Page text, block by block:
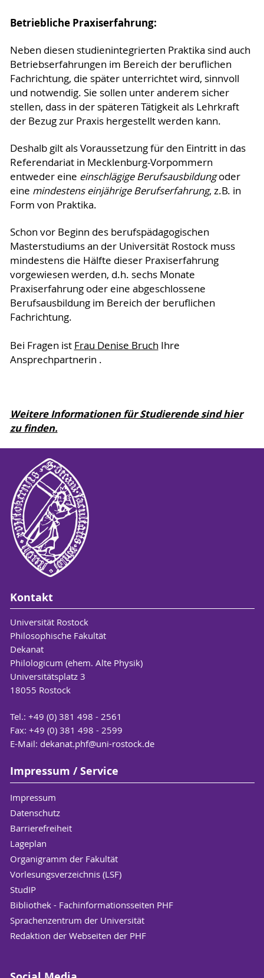
Betriebliche Praxiserfahrung:
Neben diesen studienintegrierten Praktika sind auch
Betriebserfahrungen im Bereich der beruflichen
Fachrichtung, die später unterrichtet wird, sinnvoll
und notwendig. Sie sollen unter anderem sicher
stellen, dass in der späteren Tätigkeit als Lehrkraft
der Bezug zur Praxis hergestellt werden kann.
Deshalb gilt als Voraussetzung für den Eintritt in das
Referendariat in Mecklenburg-Vorpommern
entweder eine einschlägige Berufsausbildungoder
eine mindestens einjährige Berufserfahrung, z.B. in
Form von Praktika.
Schon vor Beginn des berufspädagogischen
Masterstudiums an der Universität Rostock muss
mindestens die Hälfte dieser Praxiserfahrung
vorgewiesen werden, d.h. sechs Monate
Praxiserfahrung oder eine abgeschlossene
Berufsausbildung im Bereich der beruflichen
Fachrichtung.
Bei Fragen ist Frau Denise Bruch Ihre
Ansprechpartnerin .
Weitere Informationen für Studierende sind hier
zu finden.
Kontakt
Universität Rostock
Philosophische Fakultät
Dekanat
Philologicum (ehem. Alte Physik)
Universitätsplatz 3
18055 Rostock
Tel.: +49 (0) 381 498 - 2561
Fax: +49 (0) 381 498 - 2599
E-Mail: dekanat.phf@uni-rostock.de
Impressum / Service
Impressum
Datenschutz
Barrierefreiheit
Lageplan
Organigramm der Fakultät
Vorlesungsverzeichnis (LSF)
StudIP
Bibliothek - Fachinformationsseiten PHF
Sprachenzentrum der Universität
Redaktion der Webseiten der PHF